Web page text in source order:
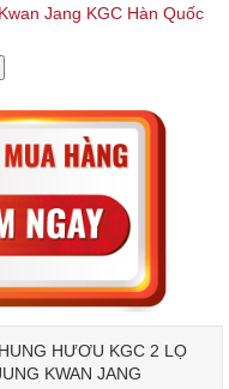
Jang KGC Hàn Quốc
HƯƠU KGC 2 LỌ
KWAN JANG